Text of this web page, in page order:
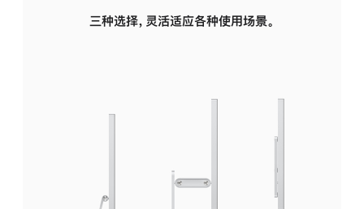
三种选择，灵活适应各种使用场景。